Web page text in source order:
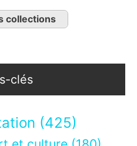
collections
clés
(425)